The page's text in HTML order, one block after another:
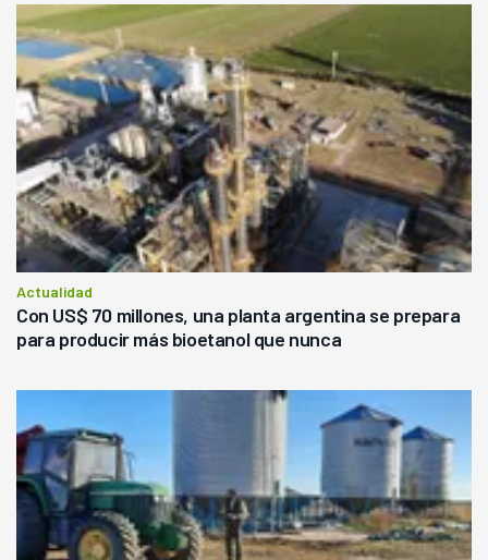
Actualidad
Con US$ 70 millones, una planta argentina se prepara
para producir más bioetanol que nunca